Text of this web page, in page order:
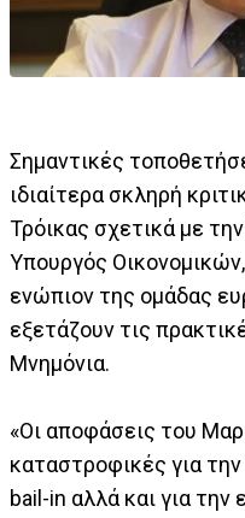
Σημαντικές
ιδιαίτερα σκληρή
Τρόικας σχετικά με
Yπουργός
ενώπιον της ομάδας
εξετάζουν τις
Μνημόνια.
«Οι αποφάσεις του
καταστροφικές για
bail-in αλλά και για